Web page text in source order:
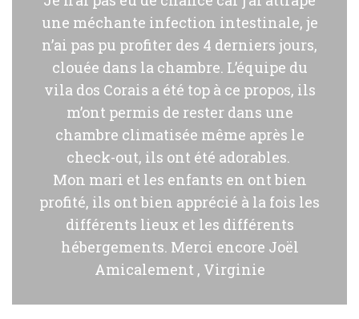
une méchante infection intestinale, je
n’ai pas pu profiter des 4 derniers jours,
clouée dans la chambre. L’équipe du
vila dos Corais a été top à ce propos, ils
m’ont permis de rester dans une
chambre climatisée même après le
check-out, ils ont été adorables.
Mon mari et les enfants en ont bien
profité, ils ont bien apprécié à la fois les
différents lieux et les différents
hébergements. Merci encore Joël
Amicalement , Virginie